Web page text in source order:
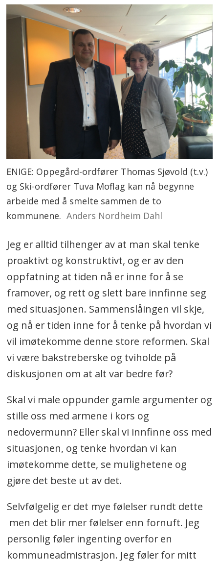
ENIGE: Oppegård-ordfører Thomas Sjøvold (t.v.)
og Ski-ordfører Tuva Moflag kan nå begynne
arbeide med å smelte sammen de to
kommunene. Anders Nordheim Dahl
Jeg er alltid tilhenger av at man skal tenke
proaktivt og konstruktivt, og er av den
oppfatning at tiden nå er inne for å se
framover, og rett og slett bare innfinne seg
med situasjonen. Sammenslåingen vil skje,
og nå er tiden inne for å tenke på hvordan vi
vil imøtekomme denne store reformen. Skal
vi være bakstreberske og tviholde på
diskusjonen om at alt var bedre før?
Skal vi male oppunder gamle argumenter og
stille oss med armene i kors og
nedovermunn? Eller skal vi innfinne oss med
situasjonen, og tenke hvordan vi kan
imøtekomme dette, se mulighetene og
gjøre det beste ut av det.
Selvfølgelig er det mye følelser rundt dette
men det blir mer følelser enn fornuft. Jeg
personlig føler ingenting overfor en
kommuneadmistrasjon. Jeg føler for mitt